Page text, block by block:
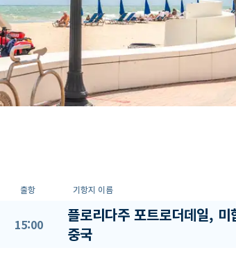
출항 기항지 이름
15:00
플로리다주 포트로더데일, 미
중국